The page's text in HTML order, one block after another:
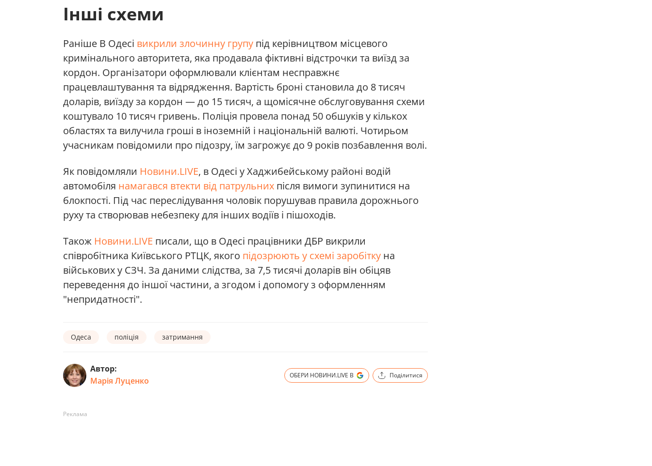
Інші схеми
Раніше В Одесі викрили злочинну групу під керівництвом місцевого
кримінального авторитета, яка продавала фіктивні відстрочки та виїзд за
кордон. Організатори оформлювали клієнтам несправжнє
працевлаштування та відрядження. Вартість броні становила до 8 тисяч
доларів, виїзду за кордон — до 15 тисяч, а щомісячне обслуговування схеми
коштувало 10 тисяч гривень. Поліція провела понад 50 обшуків у кількох
областях та вилучила гроші в іноземній і національній валюті. Чотирьом
учасникам повідомили про підозру, їм загрожує до 9 років позбавлення волі.
Як повідомляли Новини.LIVE, в Одесі у Хаджибейському районі водій
автомобіля намагався втекти від патрульних після вимоги зупинитися на
блокпості. Під час переслідування чоловік порушував правила дорожнього
руху та створював небезпеку для інших водіїв і пішоходів.
Також Новини.LIVE писали, що в Одесі працівники ДБР викрили
співробітника Київського РТЦК, якого підозрюють у схемі заробітку на
військових у СЗЧ. За даними слідства, за 7,5 тисячі доларів він обіцяв
переведення до іншої частини, а згодом і допомогу з оформленням
"непридатності".
Одеса поліція затримання
Автор:
Марія Луценко
ОБЕРИ НОВИНИ.LIVE В Поділитися
Реклама